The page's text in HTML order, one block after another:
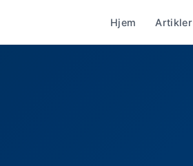
Hjem Artikler